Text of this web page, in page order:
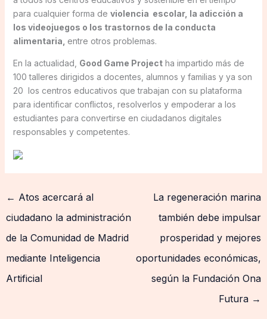
para cualquier forma de violencia escolar, la adicción a
los videojuegos o los trastornos de la conducta
alimentaria, entre otros problemas.
En la actualidad, Good Game Projectha impartido más de
100 talleres dirigidos a docentes, alumnos y familias y ya son
20 los centros educativos que trabajan con su plataforma
para identificar conflictos, resolverlos y empoderar a los
estudiantes para convertirse en ciudadanos digitales
responsables y competentes.
← Atos acercará al
ciudadano la administración
de la Comunidad de Madrid
mediante Inteligencia
Artificial
La regeneración marina
también debe impulsar
prosperidad y mejores
oportunidades económicas,
según la Fundación Ona
Futura →